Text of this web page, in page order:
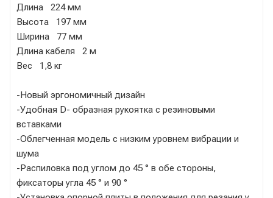
Длина 224 мм
Высота 197 мм
Ширина 77 мм
Длина кабеля 2 м
Вес 1,8 кг
-Новый эргономичный дизайн
-Удобная D- образная рукоятка с резиновыми
вставками
-Облегченная модель с низким уровнем вибрации и
шума
-Распиловка под углом до 45 ° в обе стороны,
фиксаторы угла 45 ° и 90 °